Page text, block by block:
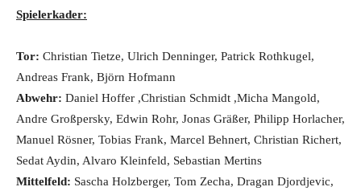
Spielerkader:
Tor: Christian Tietze, Ulrich Denninger, Patrick Rothkugel,
Andreas Frank, Björn Hofmann
Abwehr: Daniel Hoffer ,Christian Schmidt ,Micha Mangold,
Andre Großpersky, Edwin Rohr, Jonas Gräßer, Philipp Horlacher,
Manuel Rösner, Tobias Frank, Marcel Behnert, Christian Richert,
Sedat Aydin, Alvaro Kleinfeld, Sebastian Mertins
Mittelfeld: Sascha Holzberger, Tom Zecha, Dragan Djordjevic,